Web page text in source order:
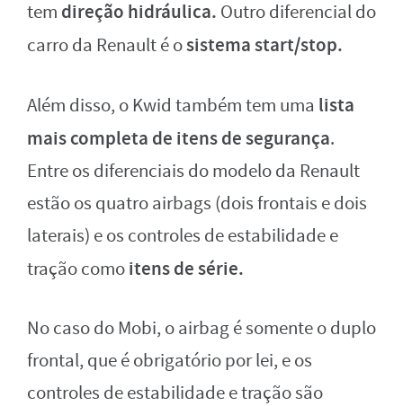
tem direção hidráulica. Outro diferencial do
carro da Renault é osistema start/stop.
Além disso, o Kwid também tem uma lista
mais completa de itens de segurança.
Entre os diferenciais do modelo da Renault
estão os quatro airbags (dois frontais e dois
laterais) e os controles de estabilidade e
tração comoitens de série.
No caso do Mobi, o airbag é somente o duplo
frontal, que é obrigatório por lei, e os
controles de estabilidade e tração são